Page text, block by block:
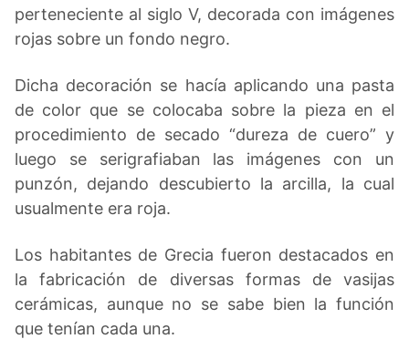
perteneciente al siglo V, decorada con imágenes
rojas sobre un fondo negro.
Dicha decoración se hacía aplicando una pasta
de color que se colocaba sobre la pieza en el
procedimiento de secado “dureza de cuero” y
luego se serigrafiaban las imágenes con un
punzón, dejando descubierto la arcilla, la cual
usualmente era roja.
Los habitantes de Grecia fueron destacados en
la fabricación de diversas formas de vasijas
cerámicas, aunque no se sabe bien la función
que tenían cada una.